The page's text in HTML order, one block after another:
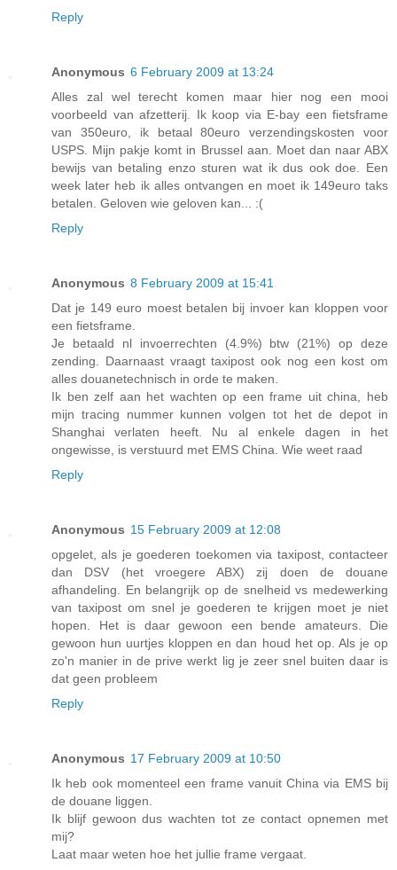
Reply
Anonymous 6 February 2009 at 13:24
Alles zal wel terecht komen maar hier nog een mooi
voorbeeld van afzetterij. Ik koop via E-bay een fietsframe
van 350euro, ik betaal 80euro verzendingskosten voor
USPS. Mijn pakje komt in Brussel aan. Moet dan naar ABX
bewijs van betaling enzo sturen wat ik dus ook doe. Een
week later heb ik alles ontvangen en moet ik 149euro taks
betalen. Geloven wie geloven kan... :(
Reply
Anonymous 8 February 2009 at 15:41
Dat je 149 euro moest betalen bij invoer kan kloppen voor
een fietsframe.
Je betaald nl invoerrechten (4.9%) btw (21%) op deze
zending. Daarnaast vraagt taxipost ook nog een kost om
alles douanetechnisch in orde te maken.
Ik ben zelf aan het wachten op een frame uit china, heb
mijn tracing nummer kunnen volgen tot het de depot in
Shanghai verlaten heeft. Nu al enkele dagen in het
ongewisse, is verstuurd met EMS China. Wie weet raad
Reply
Anonymous 15 February 2009 at 12:08
opgelet, als je goederen toekomen via taxipost, contacteer
dan DSV (het vroegere ABX) zij doen de douane
afhandeling. En belangrijk op de snelheid vs medewerking
van taxipost om snel je goederen te krijgen moet je niet
hopen. Het is daar gewoon een bende amateurs. Die
gewoon hun uurtjes kloppen en dan houd het op. Als je op
zo'n manier in de prive werkt lig je zeer snel buiten daar is
dat geen probleem
Reply
Anonymous 17 February 2009 at 10:50
Ik heb ook momenteel een frame vanuit China via EMS bij
de douane liggen.
Ik blijf gewoon dus wachten tot ze contact opnemen met
mij?
Laat maar weten hoe het jullie frame vergaat.